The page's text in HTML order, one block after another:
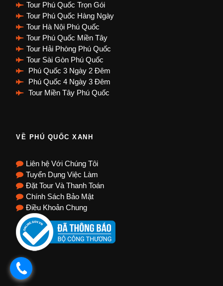
Tour Phú Quốc Trọn Gói
Tour Phú Quốc Hàng Ngày
Tour Hà Nội Phú Quốc
Tour Phú Quốc Miền Tây
Tour Hải Phòng Phú Quốc
Tour Sài Gòn Phú Quốc
Phú Quốc 3 Ngày 2 Đêm
Phú Quốc 4 Ngày 3 Đêm
Tour Miền Tây Phú Quốc
VỀ PHÚ QUỐC XANH
Liên hệ Với Chúng Tôi
Tuyển Dụng Việc Làm
Đặt Tour Và Thanh Toán
Chính Sách Bảo Mật
Điều Khoản Chung
.